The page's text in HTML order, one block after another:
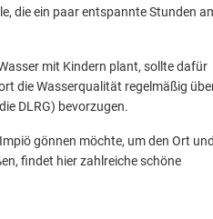
die ein paar entspannte Stunden
mit Kindern plant, sollte dafür
die Wasserqualität regelmäßig
DLRG) bevorzugen.
gönnen möchte, um den Ort
findet hier zahlreiche schöne